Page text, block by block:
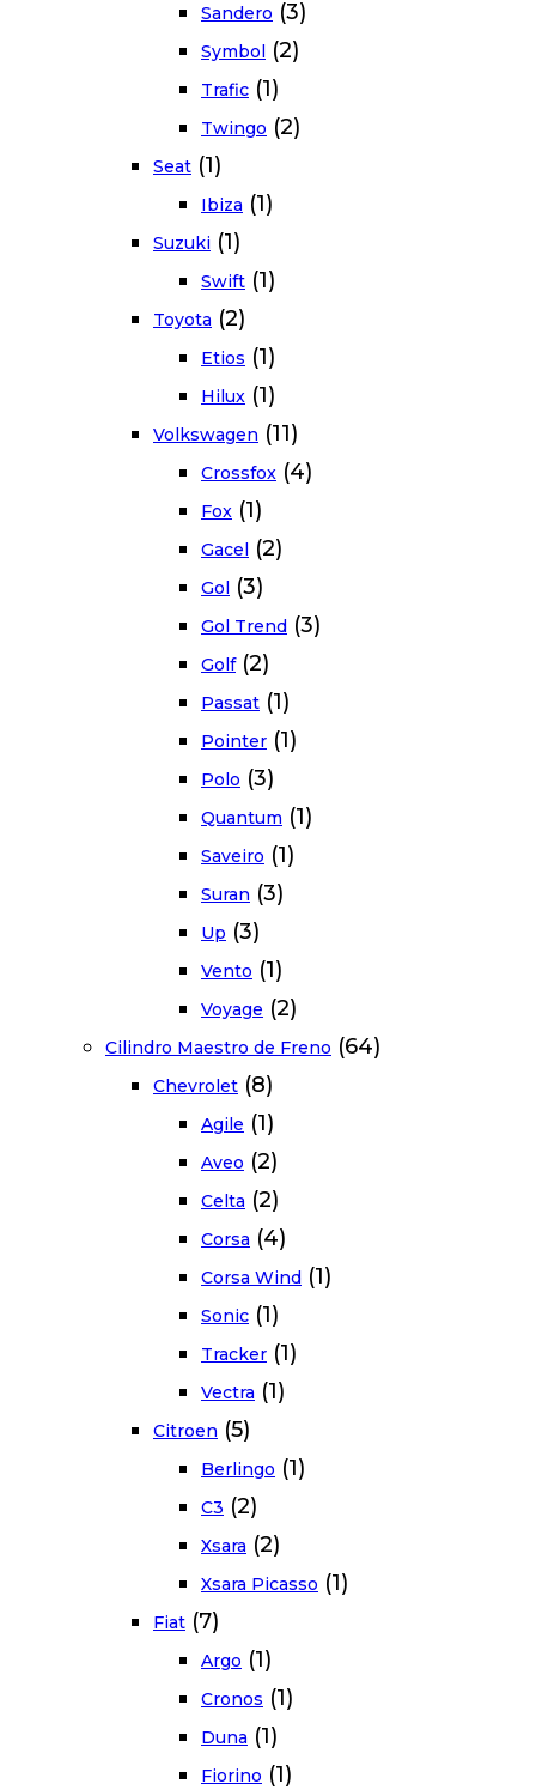
Sandero (3)
Symbol (2)
Trafic (1)
Twingo (2)
Seat (1)
Ibiza (1)
Suzuki (1)
Swift (1)
Toyota (2)
Etios (1)
Hilux (1)
Volkswagen (11)
Crossfox (4)
Fox (1)
Gacel (2)
Gol (3)
Gol Trend (3)
Golf (2)
Passat (1)
Pointer (1)
Polo (3)
Quantum (1)
Saveiro (1)
Suran (3)
Up (3)
Vento (1)
Voyage (2)
Cilindro Maestro de Freno (64)
Chevrolet (8)
Agile (1)
Aveo (2)
Celta (2)
Corsa (4)
Corsa Wind (1)
Sonic (1)
Tracker (1)
Vectra (1)
Citroen (5)
Berlingo (1)
C3 (2)
Xsara (2)
Xsara Picasso (1)
Fiat (7)
Argo (1)
Cronos (1)
Duna (1)
Fiorino (1)